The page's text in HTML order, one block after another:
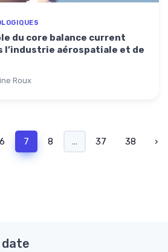
du core balance current
l’industrie aérospatiale et de
Roux
6 7 8 ... 37 38 ›